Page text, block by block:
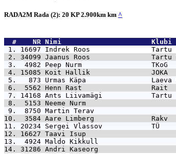
RADA2M Rada (2): 20 KP 2.900km km ^
  #    NR
Nimi
1. 16697 Indrek Roos               Tartu
2. 34099 Jaanus Roos               Tartu
3.  4982 Peep Nurm                 TKoG
4. 15085 Koit Hallik               JOKA
5.   873 Urmas Käpa                Laeva
6.  5562 Henn Rast                 Rait
7. 14168 Ants Liivamägi            Tartu
8.  5153 Neeme Nurm
9.  8750 Martin Terav
10.  3584 Aare Limberg              Rakv
11. 20234 Sergei Vlassov            TÜ
12. 16627 Taavi Isup
13.  4924 Maldo Kikkull
14. 31286 Andri Kaseorg